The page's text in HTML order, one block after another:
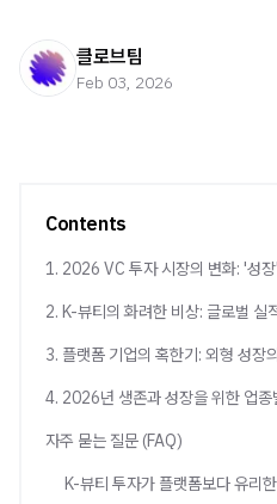
클로브팀
Feb 03, 2026
Contents
1. 2026 VC 투자 시장의 변화: '성
2. K-뷰티의 화려한 비상: 글로벌 실
3. 플랫폼 기업의 혹한기: 외형 성장
4. 2026년 생존과 성장을 위한 업종
자주 묻는 질문 (FAQ)
K-뷰티 투자가 플랫폼보다 유리